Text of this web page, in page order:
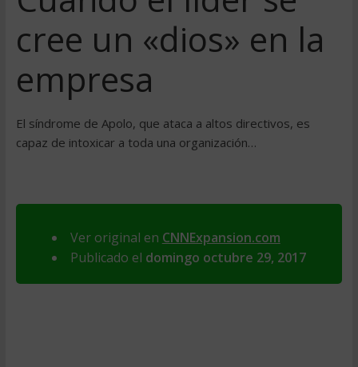
cree un «dios» en la
empresa
El síndrome de Apolo, que ataca a altos directivos, es
capaz de intoxicar a toda una organización…
Ver original en CNNExpansion.com
Publicado el domingo octubre 29, 2017